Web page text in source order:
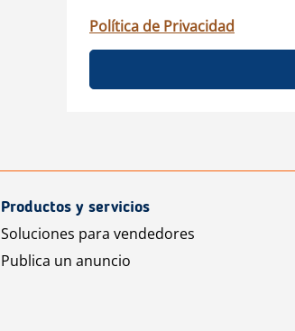
Política de Privacidad
Productos y servicios
Soluciones para vendedores
Publica un anuncio